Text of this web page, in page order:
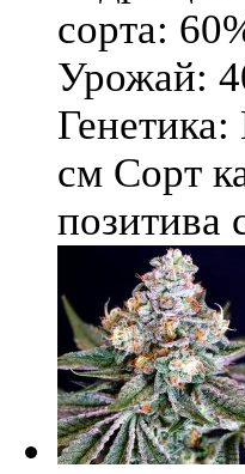
сорта:
Урожай:
см Сорт
позитива